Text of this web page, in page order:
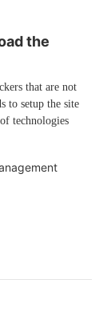
the
that are not
to setup the site
technologies